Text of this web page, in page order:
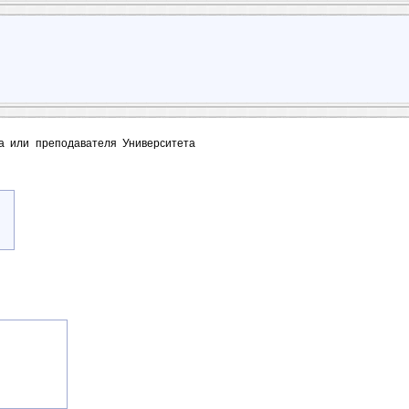
или преподавателя Университета